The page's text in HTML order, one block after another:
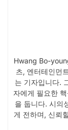
Hwang Bo-
츠, 엔터테인먼
는 기자입니다.
자에게 필요한
을 둡니다. 시의
게 전하며, 신뢰